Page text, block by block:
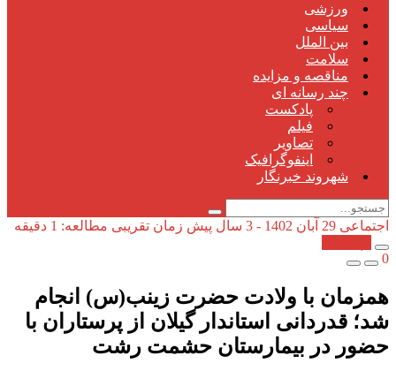
ورزشی
سیاسی
بین الملل
سلامت
مناقصه و مزایده
چند رسانه ای
پادکست
فیلم
تصاویر
اینفوگرافیک
شهروند خبرنگار
اجتماعی 29 آبان 1402 - 3 سال پیش
زمان تقریبی مطالعه: 1 دقیقه
0
همزمان با ولادت حضرت زینب(س) انجام
شد؛ قدردانی استاندار گیلان از پرستاران با
حضور در بیمارستان حشمت رشت